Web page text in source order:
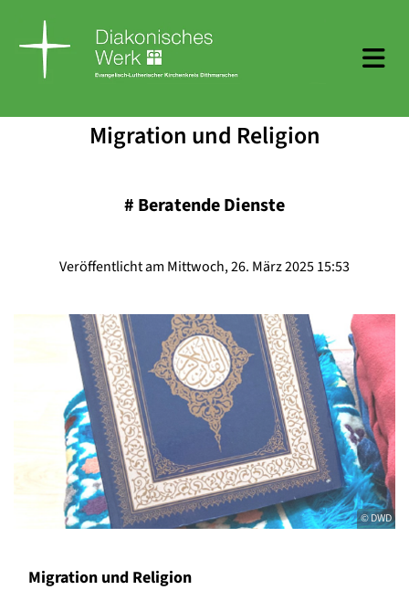
Migration und Religion
# Beratende Dienste
Veröffentlicht am Mittwoch, 26. März 2025 15:53
© DWD
Migration und Religion